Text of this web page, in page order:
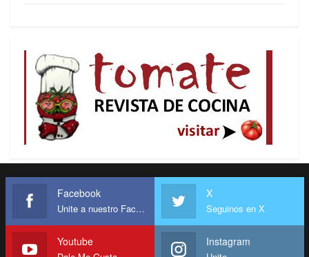
Facebook
Unite a nuestro Facebook
X
Seguinos en X
Youtube Instagram